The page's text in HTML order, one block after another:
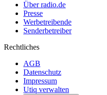
Über radio.de
Presse
Werbetreibende
Senderbetreiber
Rechtliches
AGB
Datenschutz
Impressum
Utiq verwalten